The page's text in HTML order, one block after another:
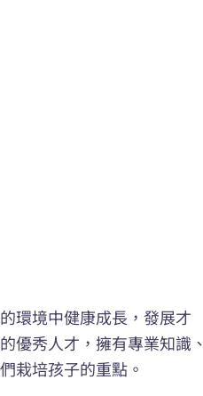
環境中健康成長，發展才
優秀人才，擁有專業知識、
栽培孩子的重點。